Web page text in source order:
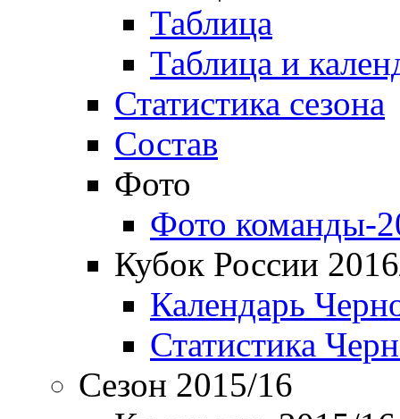
Таблица
Таблица и
Статистика сезона
Состав
Фото
Фото команды-
Кубок России
Календарь
Статистика
Сезон 2015/16